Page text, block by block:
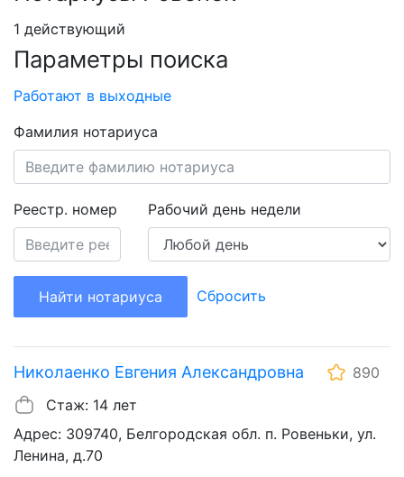
1 действующий
Параметры поиска
Работают в выходные
Фамилия нотариуса
Реестр. номер Рабочий день недели
Найти нотариуса Сбросить
Николаенко Евгения Александровна
890
Стаж: 14 лет
Адрес: 309740, Белгородская обл. п. Ровеньки, ул.
Ленина, д.70